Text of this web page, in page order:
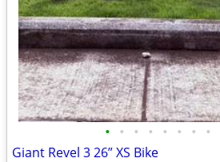
• • • • • • • •
Giant Revel 3 26” XS Bike